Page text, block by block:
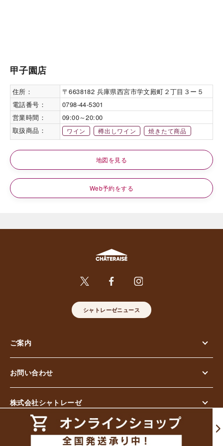
甲子園店
住所：
〒6638182 兵庫県西宮市学文殿町２丁目３ー５
電話番号：
0798-44-5301
営業時間：
09:00～20:00
取扱商品：
ワイン 樽出しワイン 焼きたて商品
地図を見る
Web予約をする
シャトレーゼニュース
ご案内
お問い合わせ
株式会社シャトレーゼ
© Chateraise Co.,Ltd. All Rights Reserved.